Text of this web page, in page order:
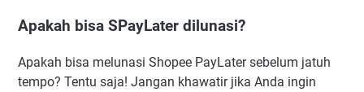
Apakah bisa SPayLater dilunasi?
Apakah bisa melunasi Shopee PayLater sebelum jatuh
tempo? Tentu saja! Jangan khawatir jika Anda ingin